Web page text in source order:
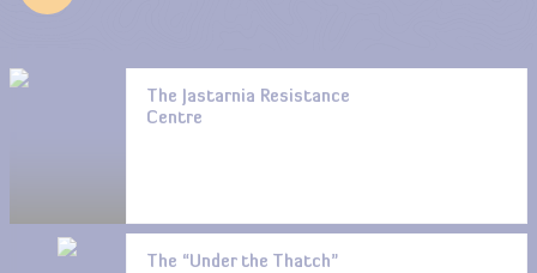
The Jastarnia Resistance
Centre
The “Under the Thatch”